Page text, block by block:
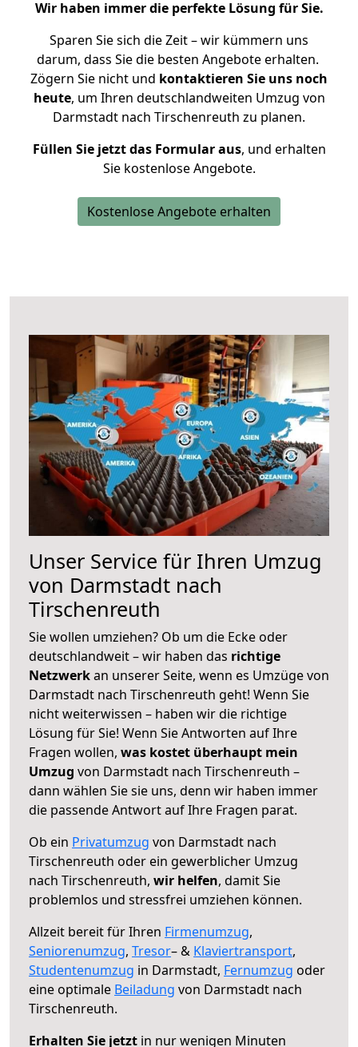
Wir haben immer die perfekte Lösung für Sie.
Sparen Sie sich die Zeit – wir kümmern uns
darum, dass Sie die besten Angebote erhalten.
Zögern Sie nicht und kontaktieren Sie uns noch
heute, um Ihren deutschlandweiten Umzug von
Darmstadt nach Tirschenreuth zu planen.
Füllen Sie jetzt das Formular aus, und erhalten
Sie kostenlose Angebote.
Kostenlose Angebote erhalten
Unser Service für Ihren Umzug
von Darmstadt nach
Tirschenreuth
Sie wollen umziehen? Ob um die Ecke oder
deutschlandweit – wir haben das richtige
Netzwerkan unserer Seite, wenn es Umzüge von
Darmstadt nach Tirschenreuth geht! Wenn Sie
nicht weiterwissen – haben wir die richtige
Lösung für Sie! Wenn Sie Antworten auf Ihre
Fragen wollen, was kostet überhaupt mein
Umzug von Darmstadt nach Tirschenreuth –
dann wählen Sie sie uns, denn wir haben immer
die passende Antwort auf Ihre Fragen parat.
Ob ein Privatumzug von Darmstadt nach
Tirschenreuth oder ein gewerblicher Umzug
nach Tirschenreuth, wir helfen, damit Sie
problemlos und stressfrei umziehen können.
Allzeit bereit für Ihren Firmenumzug,
Seniorenumzug, Tresor– & Klaviertransport,
Studentenumzug in Darmstadt, Fernumzug oder
eine optimale Beiladung von Darmstadt nach
Tirschenreuth.
Erhalten Sie jetzt in nur wenigen Minuten